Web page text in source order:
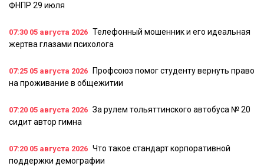
ФНПР 29 июля
07:30 05 августа 2026 Телефонный мошенник и его идеальная
жертва глазами психолога
07:25 05 августа 2026
Профсоюз помог студенту вернуть право
на проживание в общежитии
07:20 05 августа 2026 За рулем тольяттинского автобуса № 20
сидит автор гимна
07:20 05 августа 2026 Что такое стандарт корпоративной
поддержки демографии